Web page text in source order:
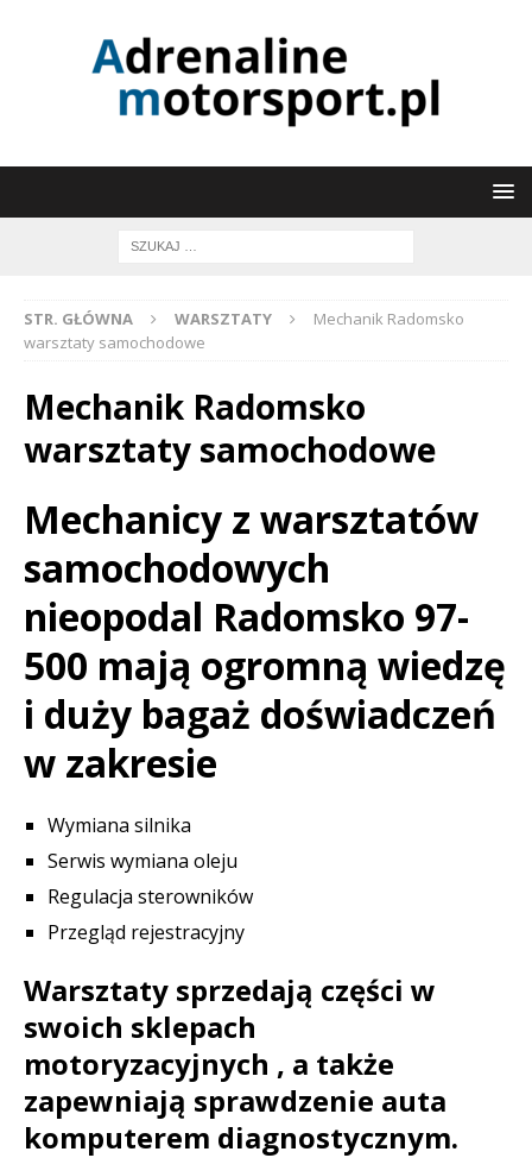
STR. GŁÓWNA WARSZTATY
Mechanik Radomsko
warsztaty samochodowe
Mechanik Radomsko
warsztaty samochodowe
Mechanicy z warsztatów
samochodowych
nieopodal Radomsko 97-
500 mają ogromną wiedzę
i duży bagaż doświadczeń
w zakresie
Wymiana silnika
Serwis wymiana oleju
Regulacja sterowników
Przegląd rejestracyjny
Warsztaty sprzedają części w
swoich sklepach
motoryzacyjnych , a także
zapewniają sprawdzenie auta
komputerem diagnostycznym.